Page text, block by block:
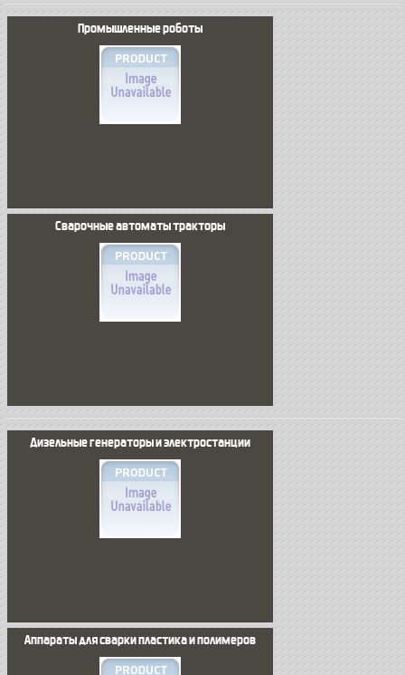
Промышленные роботы
Сварочные автоматы тракторы
Дизельные генераторы и электростанции
Аппараты для сварки пластика и полимеров